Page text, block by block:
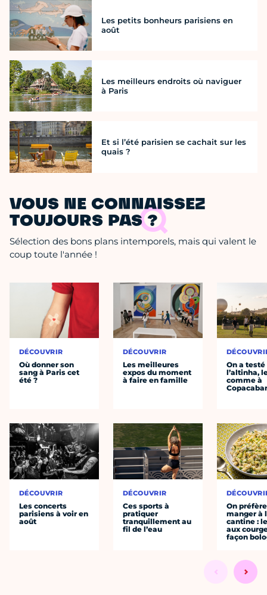
Les petits bonheurs parisiens en
août
Les meilleurs endroits où naviguer
à Paris
Et si l’été parisien se cachait sur les
quais ?
VOUS NE CONNAISSEZ
TOUJOURS PAS ?
Sélection des bons plans intemporels, mais qui valent le
coup toute l'année !
DÉCOUVRIR
Où donner son
sang à Paris cet
été ?
DÉCOUVRIR
Les concerts
parisiens à voir en
août
DÉCOUVRIR
Les meilleures
expos du moment
à faire en famille
DÉCOUVRIR
Ces sports à
pratiquer
tranquillement au
fil de l’eau
On a testé
l’altinha,
comme à
On préfère
manger à
cantine :
aux
façon